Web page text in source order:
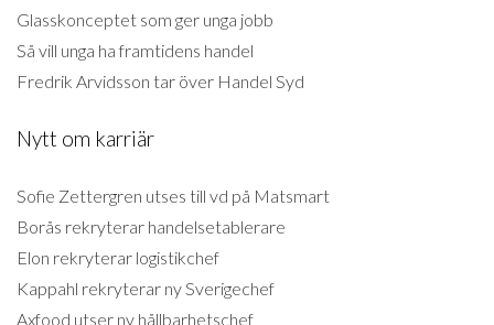
Glasskonceptet som ger unga jobb
Så vill unga ha framtidens handel
Fredrik Arvidsson tar över Handel Syd
Nytt om karriär
Sofie Zettergren utses till vd på Matsmart
Borås rekryterar handelsetablerare
Elon rekryterar logistikchef
Kappahl rekryterar ny Sverigechef
Axfood utser ny hållbarhetschef